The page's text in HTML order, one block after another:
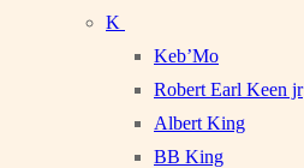
K
Keb’Mo
Robert Earl Keen jr
Albert King
BB King